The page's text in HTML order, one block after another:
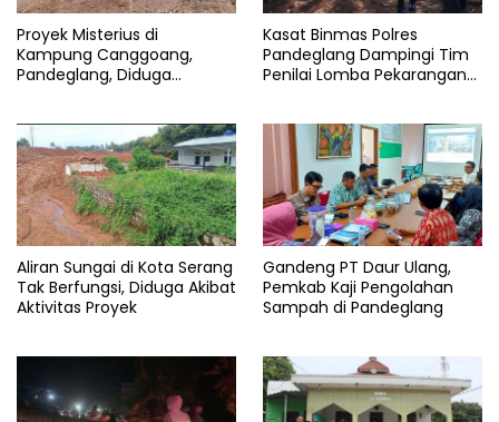
Proyek Misterius di
Kampung Canggoang,
Pandeglang, Diduga
Kasat Binmas Polres
Pandeglang Dampingi Tim
Penilai Lomba Pekarangan
Aliran Sungai di Kota Serang
Tak Berfungsi, Diduga Akibat
Aktivitas Proyek
Gandeng PT Daur Ulang,
Pemkab Kaji Pengolahan
Sampah di Pandeglang